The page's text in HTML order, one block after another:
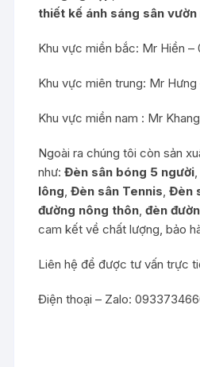
thiết kế ánh sáng sân vườn
Khu vực miền bắc: Mr Hiền
Khu vực miên trung: Mr
Khu vực miền nam : Mr
Ngoài ra chúng tôi còn sản
như:Đèn sân bóng 5 người
lông ,Đèn sân Tennis ,Đèn
đường nông thôn ,đèn
cam kết về chất lượng, bảo
Liên hệ để được tư vấn trực
Điện thoại – Zalo: